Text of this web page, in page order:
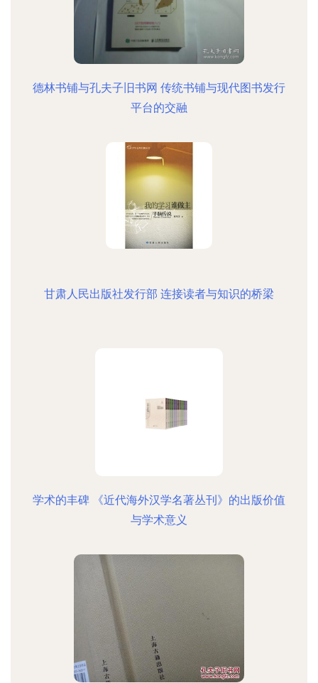
德林书铺与孔夫子旧书网 传统书铺与现代图书发行
平台的交融
甘肃人民出版社发行部 连接读者与知识的桥梁
学术的丰碑 《近代海外汉学名著丛刊》的出版价值
与学术意义